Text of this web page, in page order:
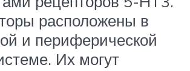
расположены в
и периферической
Их могут